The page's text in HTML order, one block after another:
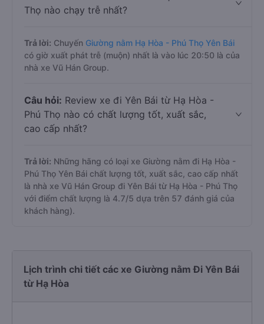
Thọ nào chạy trễ nhất?
Trả lời: Chuyến Giường nằm Hạ Hòa - Phú Thọ Yên Bái
có giờ xuất phát trễ (muộn) nhất là vào lúc 20:50 là của
nhà xe Vũ Hán Group.
Câu hỏi: Review xe đi Yên Bái từ Hạ Hòa -
Phú Thọ nào có chất lượng tốt, xuất sắc,
cao cấp nhất?
Trả lời: Những hãng có loại xe Giường nằm đi Hạ Hòa -
Phú Thọ Yên Bái chất lượng tốt, xuất sắc, cao cấp nhất
là nhà xe Vũ Hán Group đi Yên Bái từ Hạ Hòa - Phú Thọ
với điểm chất lượng là 4.7/5 dựa trên 57 đánh giá của
khách hàng).
Lịch trình chi tiết các xe Giường nằm Đi Yên Bái
từ Hạ Hòa